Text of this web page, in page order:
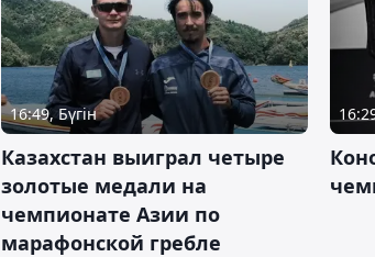
16:49, Бүгін
Казахстан выиграл четыре
золотые медали на
чемпионате Азии по
марафонской гребле